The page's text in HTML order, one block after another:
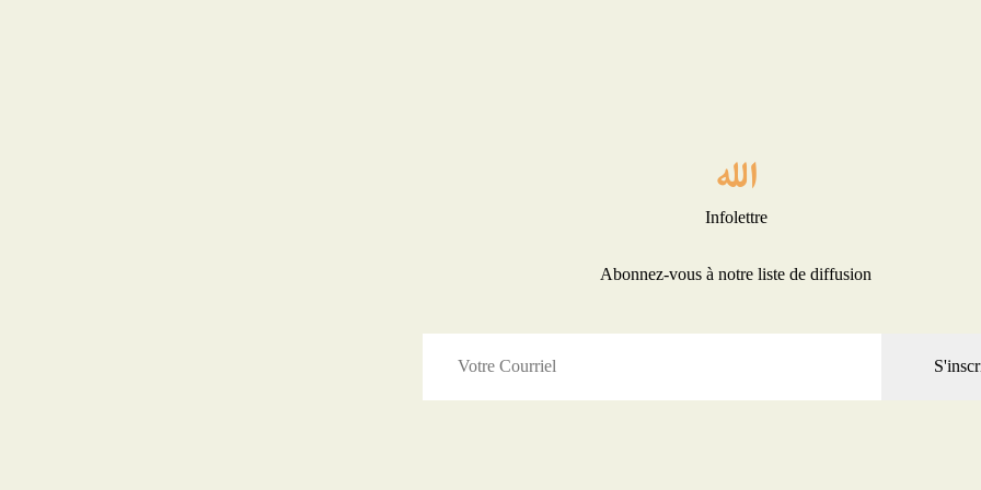
Infolettre
Abonnez-vous à notre liste de diffusion